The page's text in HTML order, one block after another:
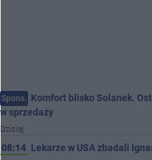
Spons. Komfort blisko Solanek.
w sprzedaży
Dzisiaj
08:14 Lekarze w USA zbadali